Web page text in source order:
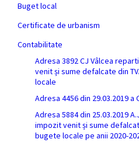
Buget local
Certificate de urbanism
Contabilitate
Adresa 3892 CJ Vâlcea
venit și sume defalcate din
locale
Adresa 4456 din 29.03.2019 a
Adresa 5884 din 25.03.2019
impozit venit și sume
bugete locale pe anii 2020-